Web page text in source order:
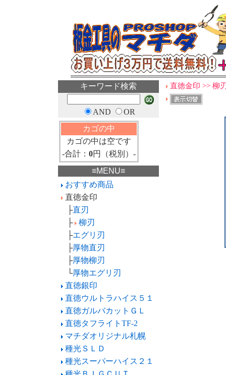
キーワード検索
AND
OR
カゴの中
カゴの中は空です
-合計： 0円（税別）-
≡MENU≡
おすすめ商品
直徳金印
├直刃
├
柳刃
├エグリ刃
├厚物直刃
├厚物柳刃
└厚物エグリ刃
直徳銀印
直徳ウルトラハイス５１
直徳ガルバカットＧＬ
直徳タフライトTF-2
マチダオリジナル札幌
種光ＳＬＤ
種光スーパーハイス２１
直徳金印 >> 柳